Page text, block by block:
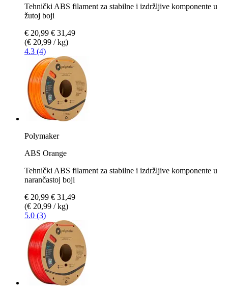
Tehnički ABS filament za stabilne i izdržljive komponente u
žutoj boji
€ 20,99 € 31,49
(€ 20,99 / kg)
4.3 (4)
Polymaker
ABS Orange
Tehnički ABS filament za stabilne i izdržljive komponente u
narančastoj boji
€ 20,99 € 31,49
(€ 20,99 / kg)
5.0 (3)